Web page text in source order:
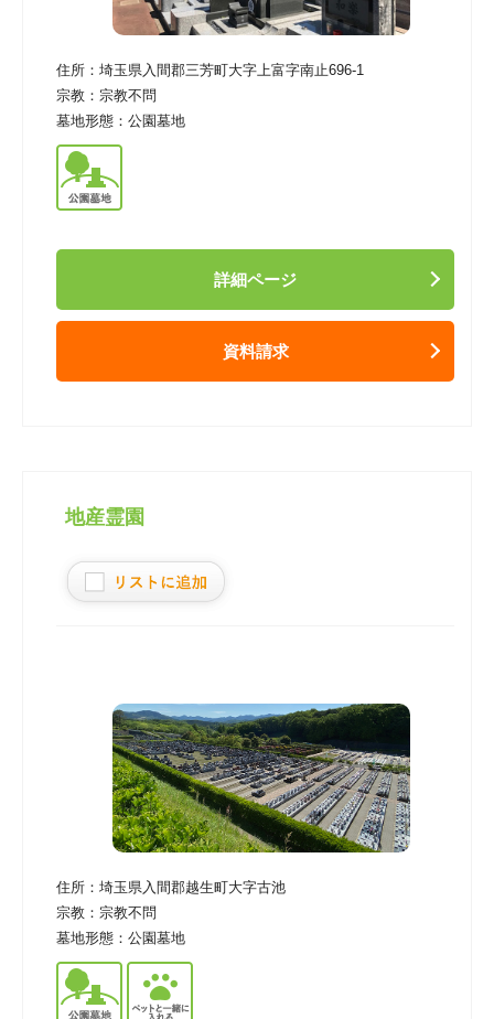
住所： 埼玉県入間郡三芳町大字上富字南止696-1
宗教： 宗教不問
墓地形態： 公園墓地
詳細ページ
資料請求
地産霊園
住所： 埼玉県入間郡越生町大字古池
宗教： 宗教不問
墓地形態： 公園墓地